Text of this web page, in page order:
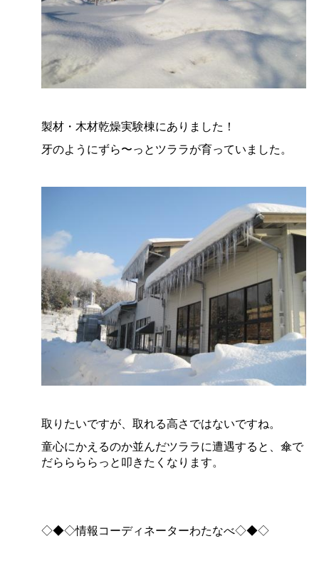
製材・木材乾燥実験棟にありました！
牙のようにずら〜っとツララが育っていました。
取りたいですが、取れる高さではないですね。
童心にかえるのか並んだツララに遭遇すると、傘で
だららららっと叩きたくなります。
◇◆◇情報コーディネーターわたなべ◇◆◇